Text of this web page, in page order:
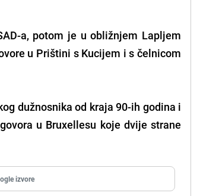
a, potom je u obližnjem Lapljem
u Prištini s Kucijem i s čelnicom
dužnosnika od kraja 90-ih godina i
u Bruxellesu koje dvije strane
izvore